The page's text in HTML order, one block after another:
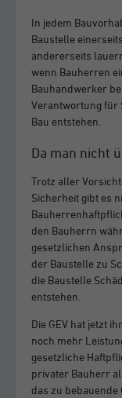
In jedem
Baustelle
andererseits
wenn Bauherren
Bauhandwerker
Verantwortung für
Bau entstehen.
Da man nicht
Trotz aller
Sicherheit gibt es
den Bauherrn
gesetzlichen
der Baustelle zu
die Baustelle
entstehen.
Die GEV hat jetzt
noch mehr
gesetzliche
privater Bauherr
das zu